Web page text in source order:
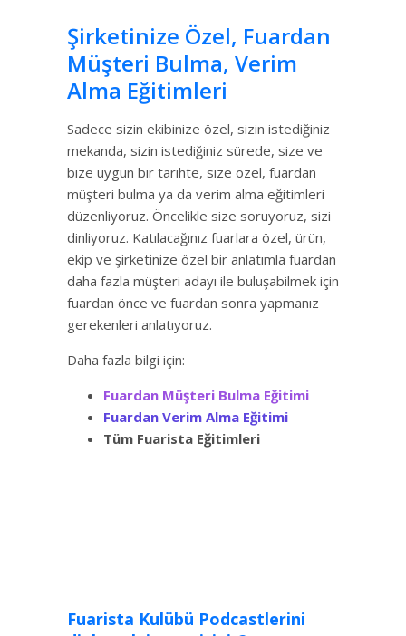
Şirketinize Özel, Fuardan
Müşteri Bulma, Verim
Alma Eğitimleri
Sadece sizin ekibinize özel, sizin istediğiniz
mekanda, sizin istediğiniz sürede, size ve
bize uygun bir tarihte, size özel, fuardan
müşteri bulma ya da verim alma eğitimleri
düzenliyoruz. Öncelikle size soruyoruz, sizi
dinliyoruz. Katılacağınız fuarlara özel, ürün,
ekip ve şirketinize özel bir anlatımla fuardan
daha fazla müşteri adayı ile buluşabilmek için
fuardan önce ve fuardan sonra yapmanız
gerekenleri anlatıyoruz.
Daha fazla bilgi için:
Fuardan Müşteri Bulma Eğitimi
Fuardan Verim Alma Eğitimi
Tüm Fuarista Eğitimleri
Fuarista Kulübü Podcastlerini